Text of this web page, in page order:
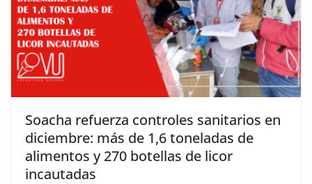
Soacha refuerza controles sanitarios en
diciembre: más de 1,6 toneladas de
alimentos y 270 botellas de licor
incautadas